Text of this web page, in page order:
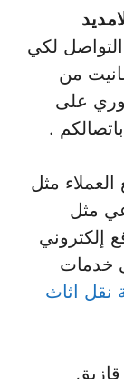
التواصل لكي
من
على
.
مثل
مثل
إلكتروني
خدمات
نقل اثاث